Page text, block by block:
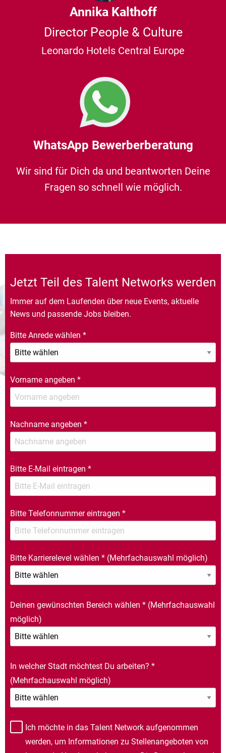
Annika Kalthoff
Director People & Culture
Leonardo Hotels Central Europe
WhatsApp Bewerberberatung
Wir sind für Dich da und beantworten Deine
Fragen so schnell wie möglich.
Jetzt Teil des Talent Networks werden
Immer auf dem Laufenden über neue Events, aktuelle
News und passende Jobs bleiben.
Bitte Anrede wählen *
Vorname angeben *
Nachname angeben *
Bitte E-Mail eintragen *
Bitte Telefonnummer eintragen *
Bitte Karrierelevel wählen * (Mehrfachauswahl möglich)
Deinen gewünschten Bereich wählen * (Mehrfachauswahl
möglich)
In welcher Stadt möchtest Du arbeiten? *
(Mehrfachauswahl möglich)
Ich möchte in das Talent Network aufgenommen
werden, um Informationen zu Stellenangeboten von